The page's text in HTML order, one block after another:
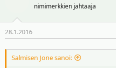
nimimerkkien jahtaaja
28.1.2016
Salmisen Jone sanoi: